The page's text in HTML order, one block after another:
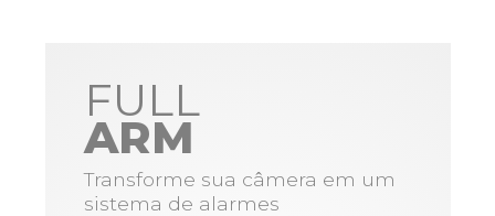
FULL
ARM
Transforme sua câmera em um
sistema de alarmes